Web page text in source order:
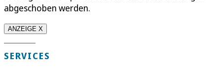
abgeschoben werden.
ANZEIGE X
SERVICES